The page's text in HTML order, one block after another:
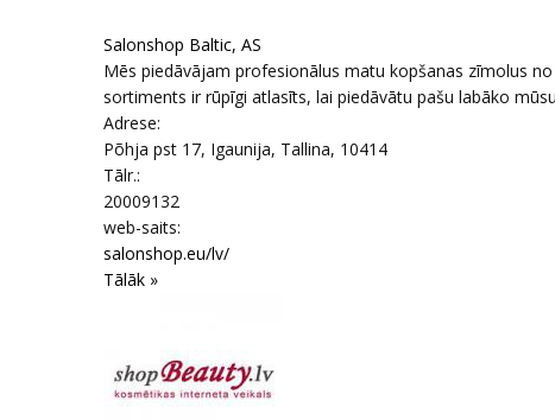
Salonshop Baltic, AS
Mēs piedāvājam profesionālus matu kopšanas zīmolus
sortiments ir rūpīgi atlasīts, lai piedāvātu pašu labāko
Adrese:
Põhja pst 17, Igaunija, Tallina, 10414
Tālr.:
20009132
web-saits:
salonshop.eu/lv/
Tālāk »